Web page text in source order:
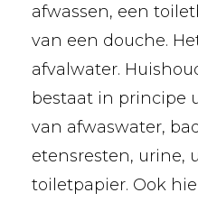
afwassen, een
van een douche.
afvalwater.
bestaat in principe
van afwaswater,
etensresten, urine,
toiletpapier. Ook